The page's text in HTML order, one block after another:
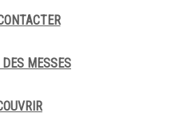
DES MESSES